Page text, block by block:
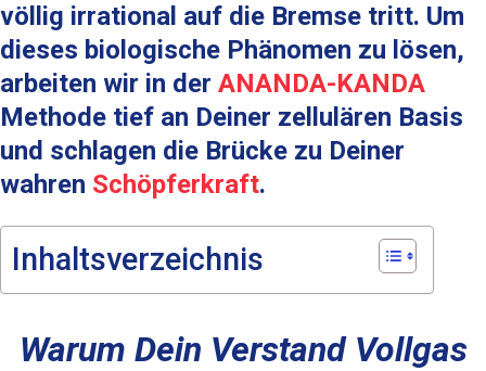
völlig irrational auf die Bremse tritt. Um
dieses biologische Phänomen zu lösen,
arbeiten wir in der ANANDA-KANDA
Methode tief an Deiner zellulären Basis
und schlagen die Brücke zu Deiner
wahren Schöpferkraft.
Inhaltsverzeichnis
Warum Dein Verstand Vollgas